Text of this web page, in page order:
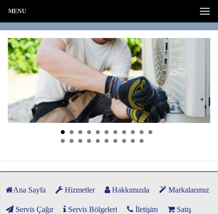
MENU
Ana Sayfa Hizmetler Hakkımızda Markalarımız
Servis Çağır Servis Bölgeleri İletişim Satış